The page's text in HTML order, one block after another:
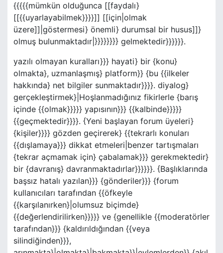
{{{{{mümkün olduğunca [[faydalı}
[[{{uyarlayabilmek}}}}]] [[için|olmak
üzere]]|göstermesi} önemli} durumsal bir husus]]}
olmuş bulunmaktadır|}}}}}}}} gelmektedir}}}}}}.
yazılı olmayan kuralları}}} hayati} bir {konu}
olmakta}, uzmanlaşmış} platform}} {bu {{ilkeler
hakkında} net bilgiler sunmaktadır}}}}. diyalog}
gerçekleştirmek}|Hoşlanmadığınız fikirlerle {barış
içinde {{olmak}}}}} yapısının}}} {{kalbinde}}}}}
{{geçmektedir}}}}. {Yeni başlayan forum üyeleri}
{kişiler}}}} gözden geçirerek} {{tekrarlı konuları
{{dışlamaya}}} dikkat etmeleri|benzer tartışmaları
{tekrar açmamak için} çabalamak}}} gerekmektedir}
bir {davranış} davranmaktadırlar}}}}}}. {Başlıklarında
başsız hatalı yazılan}}} {gönderiler}}} {forum
kullanıcıları tarafından {{öfkeyle
{{karşılanırken}|olumsuz biçimde}
{{değerlendirilirken}}}}} ve {genellikle {{moderatörler
tarafından}}} {kaldırıldığından {{veya
silindiğinden}}},